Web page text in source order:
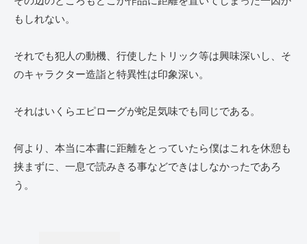
もしれない。
それでも犯人の動機、行使したトリック等は興味深いし、そ
のキャラクター造詣と特異性は印象深い。
それはいくらエピローグが蛇足気味でも同じである。
何より、本当に本書に距離をとっていたら僕はこれを休憩も
挟まずに、一息で読みきる事などできはしなかったであろ
う。